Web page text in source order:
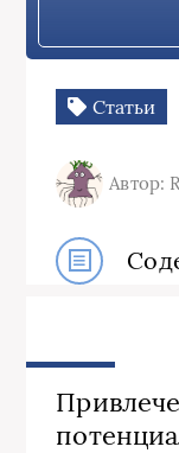
Статьи
Автор: